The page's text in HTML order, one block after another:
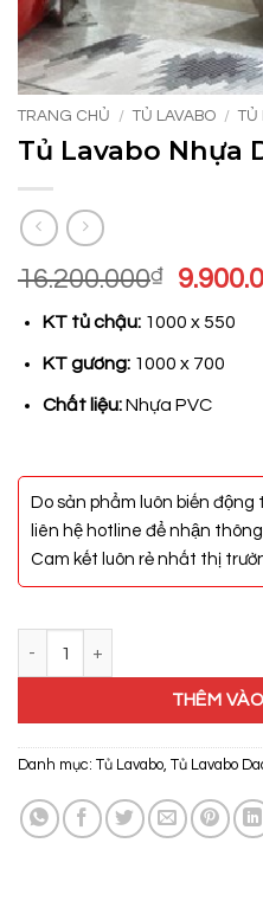
TRANG CHỦ / TỦ LAVABO / TỦ
Tủ Lavabo Nhựa
16.200.000₫
Giá
là:
KT tủ chậu: 1000 x 550
KT gương:1000 x 700
Chất liệu:Nhựa PVC
Do sản phẩm luôn biến
liên hệ hotline để nhận
Cam kết luôn rẻ nhất thị
THÊM
Danh mục: Tủ Lavabo, Tủ Lavabo